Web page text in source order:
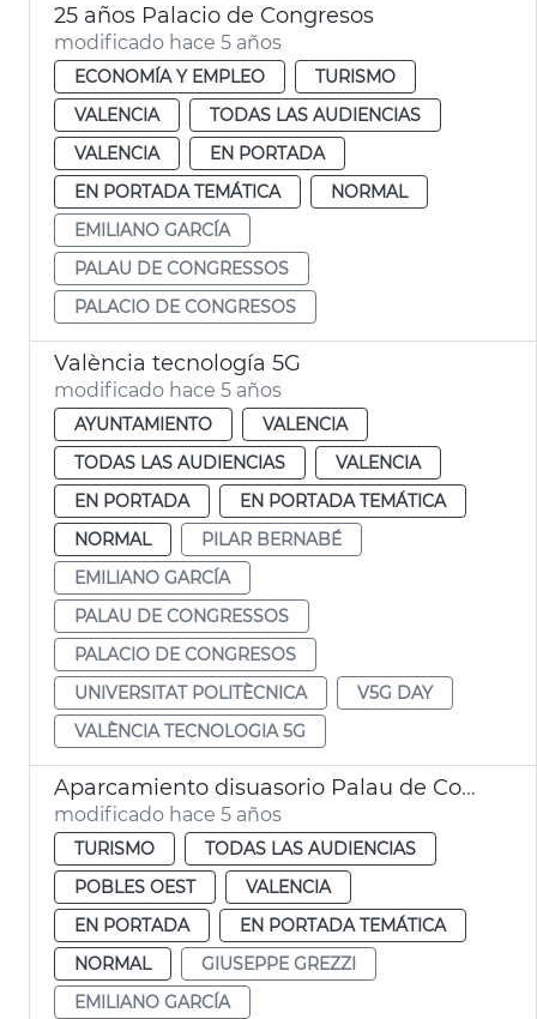
25 años Palacio de Congresos
modificado hace 5 años
ECONOMÍA Y EMPLEO
TURISMO
VALENCIA
TODAS LAS AUDIENCIAS
VALENCIA
EN PORTADA
EN PORTADA TEMÁTICA
NORMAL
EMILIANO GARCÍA
PALAU DE CONGRESSOS
PALACIO DE CONGRESOS
València tecnología 5G
modificado hace 5 años
AYUNTAMIENTO
VALENCIA
TODAS LAS AUDIENCIAS
VALENCIA
EN PORTADA
EN PORTADA TEMÁTICA
NORMAL
PILAR BERNABÉ
EMILIANO GARCÍA
PALAU DE CONGRESSOS
PALACIO DE CONGRESOS
UNIVERSITAT POLITÈCNICA
V5G DAY
VALÈNCIA TECNOLOGIA 5G
Aparcamiento disuasorio Palau de Congressos
modificado hace 5 años
TURISMO
TODAS LAS AUDIENCIAS
POBLES OEST
VALENCIA
EN PORTADA
EN PORTADA TEMÁTICA
NORMAL
GIUSEPPE GREZZI
EMILIANO GARCÍA